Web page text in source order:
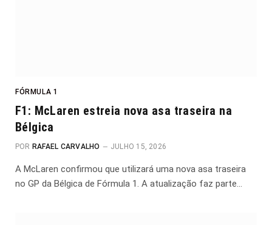
FÓRMULA 1
F1: McLaren estreia nova asa traseira na
Bélgica
POR RAFAEL CARVALHO JULHO 15, 2026
A McLaren confirmou que utilizará uma nova asa traseira
no GP da Bélgica de Fórmula 1. A atualização faz parte…